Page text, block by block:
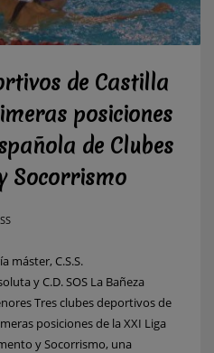
de Castilla
posiciones
de Clubes
Socorrismo
máster, C.S.S.
y C.D. SOS La Bañeza
Tres clubes deportivos de
posiciones de la XXI Liga
y Socorrismo, una